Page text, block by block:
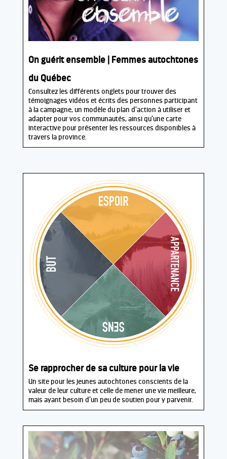
On guérit ensemble | Femmes autochtones
du Québec
Consultez les différents onglets pour trouver des
témoignages vidéos et écrits des personnes participant
à la campagne, un modèle du plan d’action à utiliser et
adapter pour vos communautés, ainsi qu’une carte
interactive pour présenter les ressources disponibles à
travers la province.
Se rapprocher de sa culture pour la vie
Un site pour les jeunes autochtones conscients de la
valeur de leur culture et celle de mener une vie meilleure,
mais ayant besoin d’un peu de soutien pour y parvenir.